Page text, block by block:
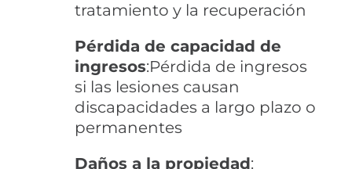
tratamiento y la recuperación
Pérdida de capacidad de
ingresos:Pérdida de ingresos
si las lesiones causan
discapacidades a largo plazo o
permanentes
Daños a la propiedad: